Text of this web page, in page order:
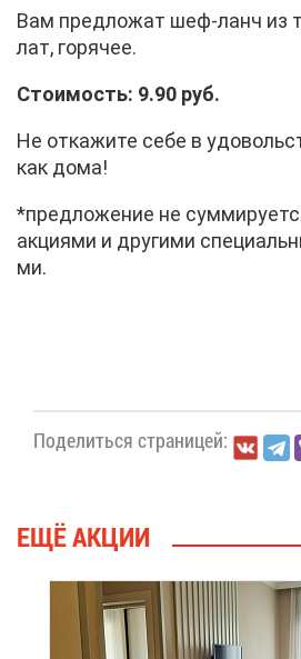
Вам пред­ло­жат шеф-ланч из
лат, го­ря­чее.
Сто­и­мость: 9.90 руб.
Не от­ка­жи­те се­бе в
как до­ма!
*пред­ло­же­ние не
ак­ци­я­ми и дру­ги­ми
ми.
По­де­лить­ся стра­ни­цей:
ЕЩЁ АК­ЦИИ